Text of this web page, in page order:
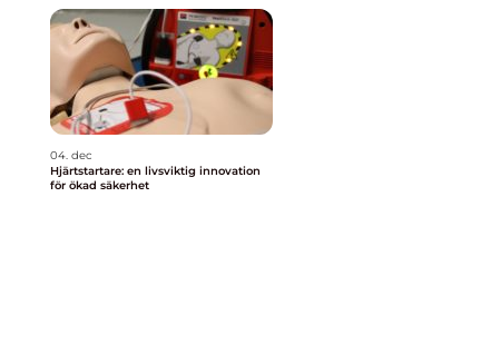
04. dec
Hjärtstartare: en livsviktig innovation
för ökad säkerhet